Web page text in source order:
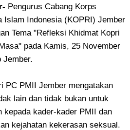
Pengurus Cabang Korps
Islam Indonesia (KOPRI) Jember
Tema "Refleksi Khidmat Kopri
pada Kamis, 25 November
Jember.
PC PMII Jember mengatakan
lain dan tidak bukan untuk
kepada kader-kader PMII dan
kejahatan kekerasan seksual.